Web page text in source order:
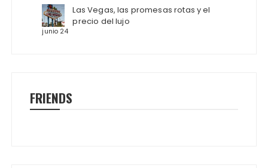
Las Vegas, las promesas rotas y el
precio del lujo
junio 24
FRIENDS